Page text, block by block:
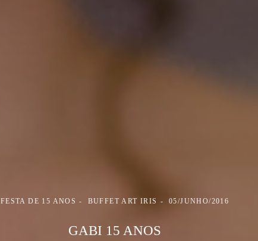
FESTA DE 15 ANOS BUFFET ART IRIS 05/JUNHO/2016
GABI 15 ANOS